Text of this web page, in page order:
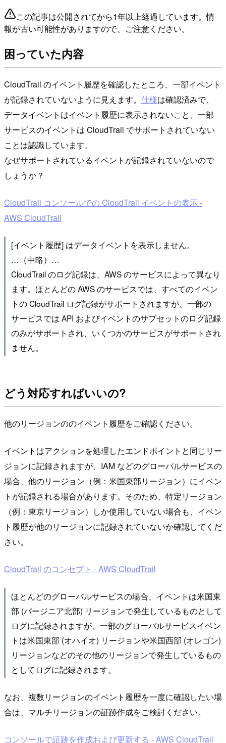
この記事は公開されてから1年以上経過しています。情
報が古い可能性がありますので、ご注意ください。
困っていた内容
CloudTrail のイベント履歴を確認したところ、一部イベント
が記録されていないように見えます。 仕様は確認済みで、
データイベントはイベント履歴に表示されないこと、一部
サービスのイベントは CloudTrail でサポートされていない
ことは認識しています。
なぜサポートされているイベントが記録されていないので
しょうか？
CloudTrail コンソールでの CloudTrail イベントの表示 -
AWS CloudTrail
[イベント履歴] はデータイベントを表示しません。
…（中略）…
CloudTrail のログ記録は、AWS のサービスによって異なり
ます。ほとんどの AWS のサービスでは、すべてのイベン
トの CloudTrail ログ記録がサポートされますが、一部の
サービスでは API およびイベントのサブセットのログ記録
のみがサポートされ、いくつかのサービスがサポートされ
ません。
どう対応すればいいの?
他のリージョンののイベント履歴をご確認ください。
イベントはアクションを処理したエンドポイントと同じリー
ジョンに記録されますが、IAM などのグローバルサービスの
場合、他のリージョン（例：米国東部リージョン）にイベン
トが記録される場合があります。そのため、特定リージョン
（例：東京リージョン）しか使用していない場合も、イベン
ト履歴が他のリージョンに記録されていないか確認してくだ
さい。
CloudTrail のコンセプト - AWS CloudTrail
ほとんどのグローバルサービスの場合、イベントは米国東
部 (バージニア北部) リージョンで発生しているものとして
ログに記録されますが、一部のグローバルサービスイベン
トは米国東部 (オハイオ) リージョンや米国西部 (オレゴン)
リージョンなどのその他のリージョンで発生しているもの
としてログに記録されます。
なお、複数リージョンのイベント履歴を一度に確認したい場
合は、マルチリージョンの証跡作成をご検討ください。
コンソールで証跡を作成および更新する - AWS CloudTrail